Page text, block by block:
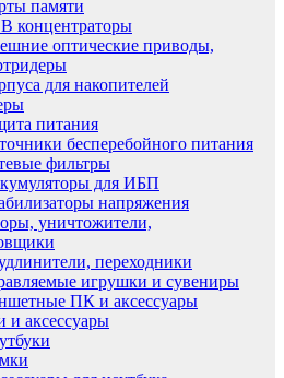
памяти
концентраторы
оптические приводы,
для накопителей
питания
бесперебойного питания
фильтры
для ИБП
напряжения
уничтожители,
переходники
игрушки и сувениры
ПК и аксессуары
и аксессуары